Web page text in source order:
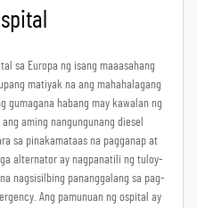
sa Europa ng isang maaasahang
matiyak na ang mahahalagang
gumagana habang may kawalan ng
aming nangungunang diesel
sa pinakamataas na pagganap at
alternator ay nagpanatili ng tuloy-
nagsisilbing pananggalang sa pag-
Ang pamunuan ng ospital ay